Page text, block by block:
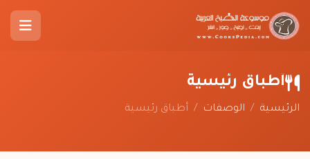
أطباق رئيسية
الرئيسية / الوصفات / أطباق رئيسية